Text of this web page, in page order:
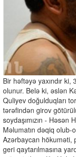
Bir həftəyə yaxındır
olunur. Belə ki, əslən
Quliyev doğulduqları
tərəfindən girov
soydaşımızın -
Məlumatın dəqiq olub-
Azərbaycan hökuməti,
geri qaytarılmasına